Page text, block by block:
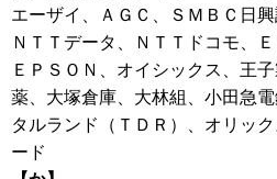
エーザイ、ＡＧＣ、ＳＭＢＣ日興
ＮＴＴデータ、ＮＴＴドコモ、
ＥＰＳＯＮ、オイシックス、王
薬、大塚倉庫、大林組、小田急
タルランド（ＴＤＲ）、オリッ
ード